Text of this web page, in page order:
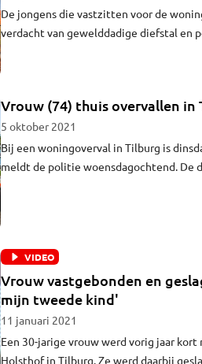
De jongens die vastzitten voor de
verdacht van gewelddadige diefstal en
Vrouw (74) thuis overvallen
5 oktober 2021
Bij een woningoverval in Tilburg is
meldt de politie woensdagochtend. De
VIDEO
Vrouw vastgebonden en
mijn tweede kind'
11 januari 2021
Een 30-jarige vrouw werd vorig jaar
Holsthof in Tilburg. Ze werd daarbij